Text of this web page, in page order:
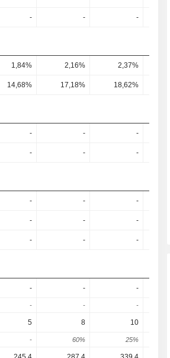
- - -
1,84% 2,16% 2,37%
14,68% 17,18% 18,62%
- - -
- - -
- - -
- - -
- - -
- - -
- - -
5 8 10
- 60% 25%